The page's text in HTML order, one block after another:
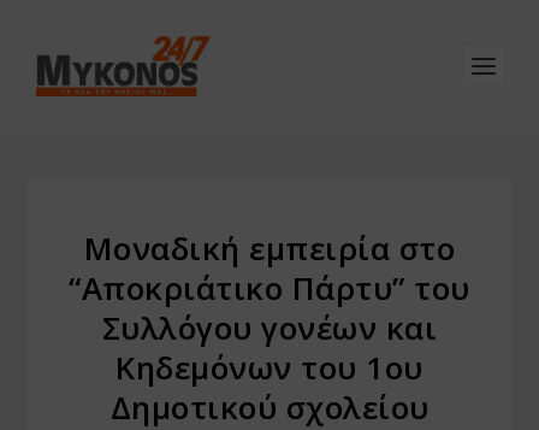
Μοναδική εμπειρία στο
“Αποκριάτικο Πάρτυ” του
Συλλόγου γονέων και
Κηδεμόνων του 1ου
Δημοτικού σχολείου